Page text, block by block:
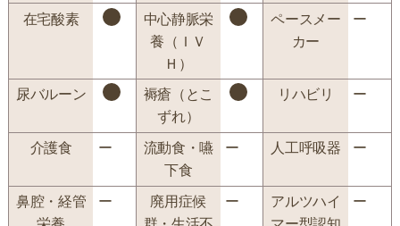
在宅酸素
中心静脈栄
養（ＩＶ
Ｈ）
ペースメー
カー
ー
尿バルーン
褥瘡（とこ
ずれ）
リハビリ ー
介護食 ー
流動食・嚥
下食
ー 人工呼吸器 ー
鼻腔・経管
ー
廃用症候
ー
アルツハイ
ー